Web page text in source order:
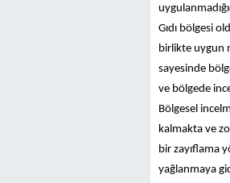
Gıdı bölgesi
birlikte uygun
sayesinde
ve bölgede
Bölgesel
kalmakta ve
bir zayıflama
yağlanmaya